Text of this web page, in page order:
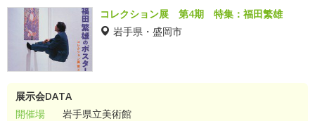
コレクション展 第4期 特集：福田繁雄
岩手県・盛岡市
展示会DATA
開催場
岩手県立美術館